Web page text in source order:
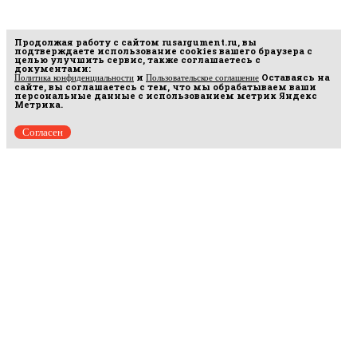
Продолжая работу с сайтом rusargument.ru, вы
подтверждаете использование cookies вашего браузера с
целью улучшить сервис, также соглашаетесь с
документами:
Политика конфиденциальности и Пользовательское соглашение Оставаясь на
сайте, вы соглашаетесь с тем, что мы обрабатываем ваши
персональные данные с использованием метрик Яндекс
Метрика.
Согласен